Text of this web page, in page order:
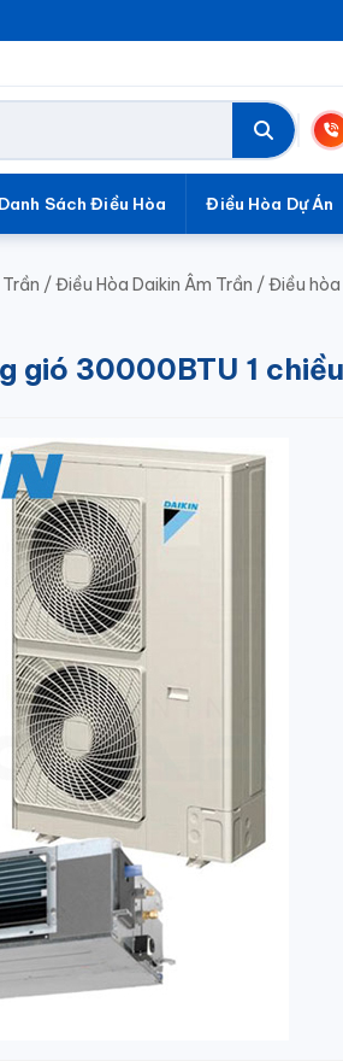
Danh Sách Điều Hòa Điều Hòa Dự Án
/Điều Hòa Daikin Âm Trần /Điều hòa
gió 30000BTU 1